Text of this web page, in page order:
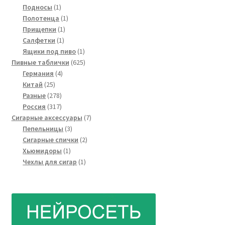
Подносы 11
товар
Полотенца 11
Прищепки 11
товар
Салфетки 11
товар
Ящики под пиво 11
товар
Пивные таблички 625625
Германия 44
Китай 2525
товаров
Разные 278278
товаров
Россия 317317
товаров
Сигарные аксессуары 77
Пепельницы 33
товара
Сигарные спички 22
Хьюмидоры 11
товар
Чехлы для сигар 11